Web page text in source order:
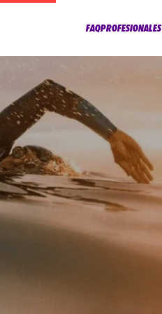
FAQPROFESIONALES